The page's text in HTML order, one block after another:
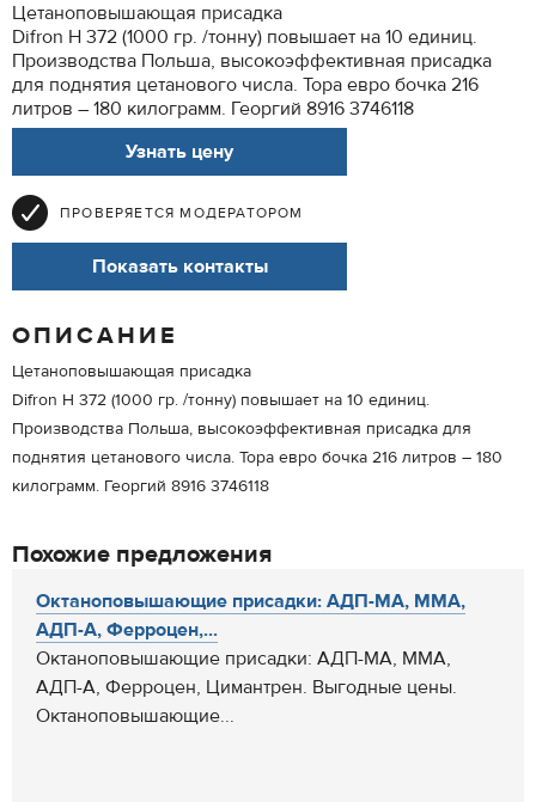
Цетаноповышающая присадка
Difron H 372 (1000 гр. /тонну) повышает на 10 единиц.
Производства Польша, высокоэффективная присадка
для поднятия цетанового числа. Тора евро бочка 216
литров – 180 килограмм. Георгий 8916 3746118
Узнать цену
ПРОВЕРЯЕТСЯ МОДЕРАТОРОМ
Показать контакты
ОПИСАНИЕ
Цетаноповышающая присадка
Difron H 372 (1000 гр. /тонну) повышает на 10 единиц.
Производства Польша, высокоэффективная присадка для
поднятия цетанового числа. Тора евро бочка 216 литров – 180
килограмм. Георгий 8916 3746118
Похожие предложения
Октаноповышающие присадки: АДП-МА, ММА,
АДП-А, Ферроцен,...
Октаноповышающие присадки: АДП-МА, ММА,
АДП-А, Ферроцен, Цимантрен. Выгодные цены.
Октаноповышающие...